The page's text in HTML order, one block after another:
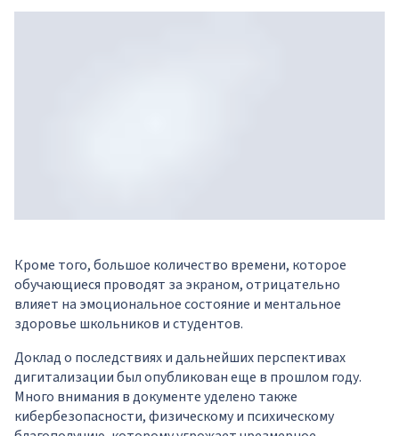
Кроме того, большое количество времени, которое
обучающиеся проводят за экраном, отрицательно
влияет на эмоциональное состояние и ментальное
здоровье школьников и студентов.
Доклад о последствиях и дальнейших перспективах
дигитализации был опубликован еще в прошлом году.
Много внимания в документе уделено также
кибербезопасности, физическому и психическому